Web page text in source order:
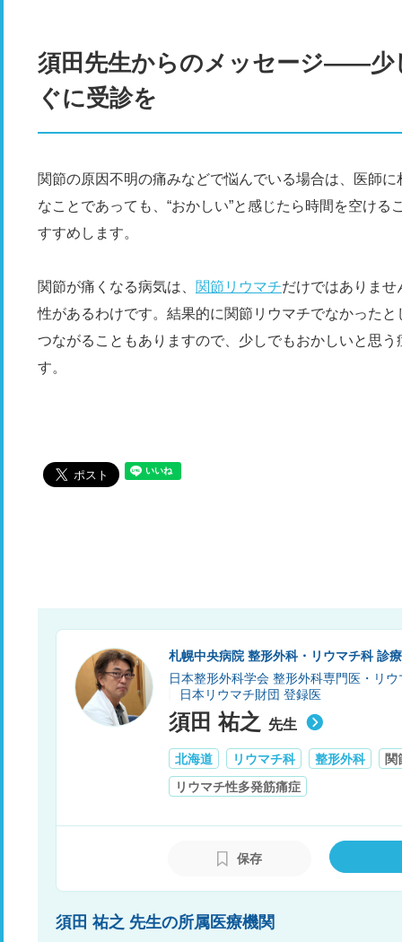
須田先生からのメッセージ――少
ぐに受診を
関節の原因不明の痛みなどで悩んでいる場合は、医師
なことであっても、“おかしい”と感じたら時間を空け
すすめします。
関節が痛くなる病気は、 関節リウマチだけではありま
性があるわけです。結果的に関節リウマチでなかった
つながることもありますので、少しでもおかしいと思
す。
札幌中央病院 整形外科・リウマチ科 診
日本整形外科学会 整形外科専門医・リ
日本リウマチ財団 登録医
須田 祐之 先生
北海道 リウマチ科 整形外科
関
リウマチ性多発筋痛症
保存
須田 祐之 先生の所属医療機関